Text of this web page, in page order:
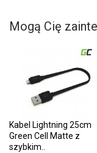
Mogą Cię
Kabel Lightning 25cm
Green Cell Matte z
szybkim..